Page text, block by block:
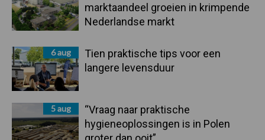
marktaandeel groeien in krimpende
Nederlandse markt
6 aug
Tien praktische tips voor een
langere levensduur
5 aug
“Vraag naar praktische
hygieneoplossingen is in Polen